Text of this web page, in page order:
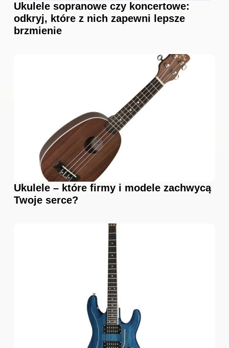
Ukulele sopranowe czy koncertowe:
odkryj, które z nich zapewni lepsze
brzmienie
Ukulele – które firmy i modele zachwycą
Twoje serce?